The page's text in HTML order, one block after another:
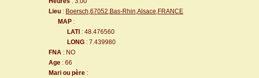
Lieu : Boersch,67052,Bas-Rhin,Alsace,FRANCE
MAP :
LATI : 48.476560
LONG : 7.439980
FNA : NO
Age : 66
Mari ou père :